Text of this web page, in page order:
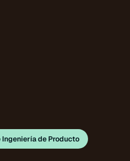
Ingeniería de Producto